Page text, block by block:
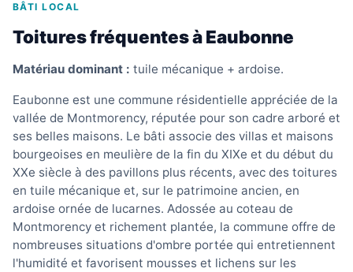
BÂTI LOCAL
Toitures fréquentes à Eaubonne
Matériau dominant : tuile mécanique + ardoise.
Eaubonne est une commune résidentielle appréciée de la
vallée de Montmorency, réputée pour son cadre arboré et
ses belles maisons. Le bâti associe des villas et maisons
bourgeoises en meulière de la fin du XIXe et du début du
XXe siècle à des pavillons plus récents, avec des toitures
en tuile mécanique et, sur le patrimoine ancien, en
ardoise ornée de lucarnes. Adossée au coteau de
Montmorency et richement plantée, la commune offre de
nombreuses situations d'ombre portée qui entretiennent
l'humidité et favorisent mousses et lichens sur les